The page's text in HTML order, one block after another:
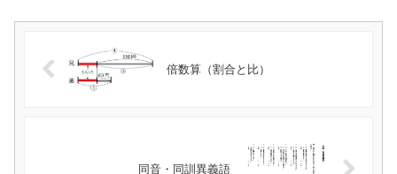
倍数算（割合と比）
同音・同訓異義語